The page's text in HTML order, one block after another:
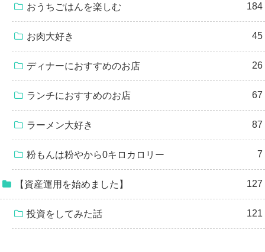
おうちごはんを楽しむ 184
お肉大好き 45
ディナーにおすすめのお店 26
ランチにおすすめのお店 67
ラーメン大好き 87
粉もんは粉やから0キロカロリー 7
【資産運用を始めました】 127
投資をしてみた話 121